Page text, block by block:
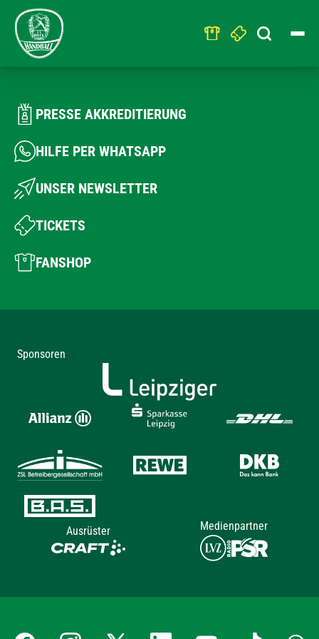
Search
for:
PRESSE AKKREDITIERUNG
HILFE PER WHATSAPP
UNSER NEWSLETTER
TICKETS
FANSHOP
Sponsoren
Ausrüster Medienpartner